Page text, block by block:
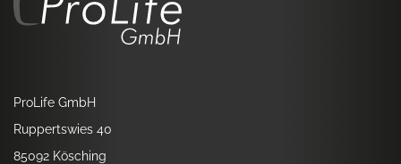
ProLife GmbH
Ruppertswies 40
85092 Kösching